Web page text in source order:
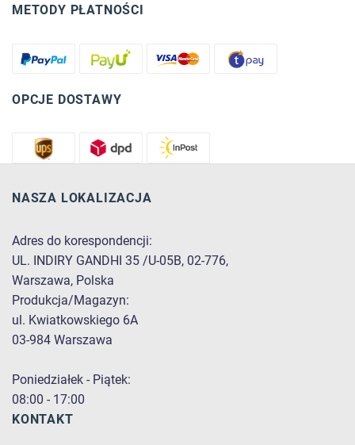
METODY PŁATNOŚCI
OPCJE DOSTAWY
NASZA LOKALIZACJA
Adres do korespondencji:
UL. INDIRY GANDHI 35 /U-05B, 02-776,
Warszawa, Polska
Produkcja/Magazyn:
ul. Kwiatkowskiego 6A
03-984 Warszawa
Poniedziałek - Piątek:
08:00 - 17:00
KONTAKT